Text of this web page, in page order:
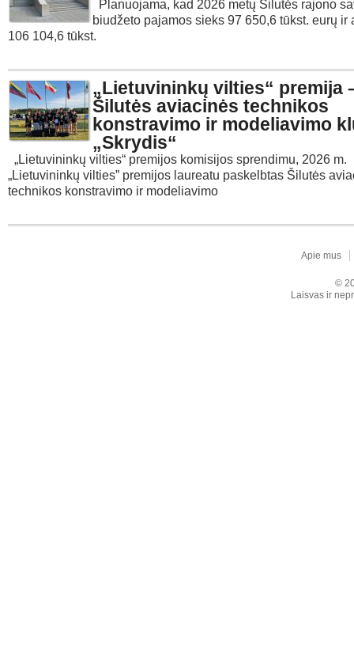
Planuojama, kad 2026 metų Šilutės rajono
biudžeto pajamos sieks 97 650,6 tūkst. eurų ir
106 104,6 tūkst.
„Lietuvininkų vilties“ premija
Šilutės aviacinės technikos
konstravimo ir modeliavimo
„Skrydis“
„Lietuvininkų vilties“ premijos komisijos sprendimu, 2026 m.
„Lietuvininkų vilties” premijos laureatu paskelbtas Šilutės
technikos konstravimo ir modeliavimo
Apie mus
©
Laisvas ir